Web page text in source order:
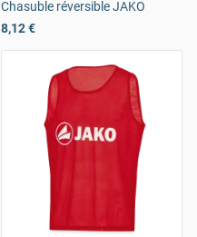
Chasuble réversible JAKO
8,12 €